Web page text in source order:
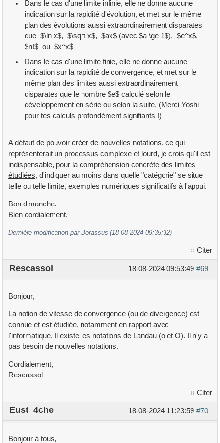
Dans le cas d'une limite infinie, elle ne donne aucune
indication sur la rapidité d'évolution, et met sur le même
plan des évolutions aussi extraordinairement disparates
que $\ln x$, $\sqrt x$, $ax$ (avec $a \ge 1$), $e^x$,
$n!$ ou $x^x$
Dans le cas d'une limite finie, elle ne donne aucune
indication sur la rapidité de convergence, et met sur le
même plan des limites aussi extraordinairement
disparates que le nombre $e$ calculé selon le
développement en série ou selon la suite. (Merci Yoshi
pour tes calculs profondément signifiants !)
A défaut de pouvoir créer de nouvelles notations, ce qui
représenterait un processus complexe et lourd, je crois qu'il est
indispensable, pour la compréhension concrète des limites
étudiées, d'indiquer au moins dans quelle "catégorie" se situe
telle ou telle limite, exemples numériques significatifs à l'appui.
Bon dimanche.
Bien cordialement.
Dernière modification par Borassus (18-08-2024 09:35:32)
Citer
#69
18-08-2024 09:53:49
Rescassol
Bonjour,
La notion de vitesse de convergence (ou de divergence) est
connue et est étudiée, notamment en rapport avec
l'informatique. Il existe les notations de Landau (o et O). Il n'y a
pas besoin de nouvelles notations.
Cordialement,
Rescassol
Citer
#70
18-08-2024 11:23:59
Eust_4che
Bonjour à tous,